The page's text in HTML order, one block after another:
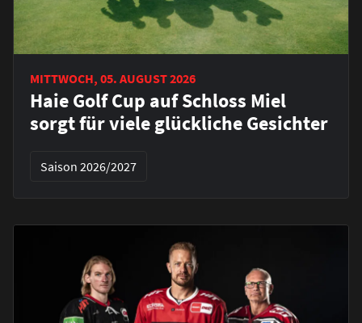
MITTWOCH, 05. AUGUST 2026
Haie Golf Cup auf Schloss Miel
sorgt für viele glückliche Gesichter
Saison 2026/2027